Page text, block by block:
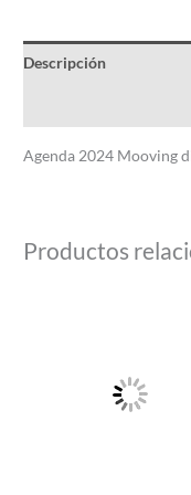
Descripción
Agenda 2024 Mooving
Productos